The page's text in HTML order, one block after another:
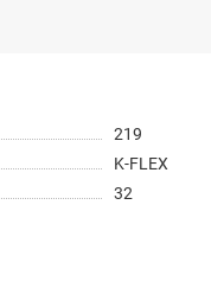
219
K-FLEX
32